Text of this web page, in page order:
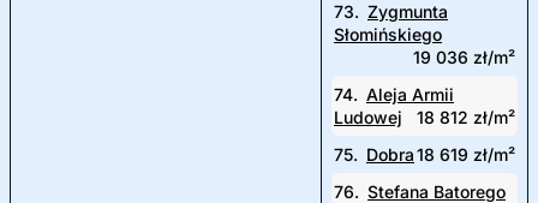
73. Zygmunta
Słomińskiego
19 036 zł/m²
74. Aleja Armii
Ludowej
18 812 zł/m²
75. Dobra18 619 zł/m²
76. Stefana Batorego